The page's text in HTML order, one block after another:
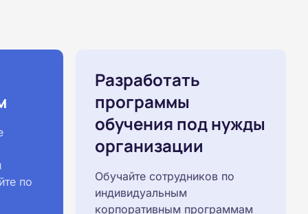
по
Разработать
программы
обучения под нужды
организации
Обучайте сотрудников по
индивидуальным
корпоративным программам